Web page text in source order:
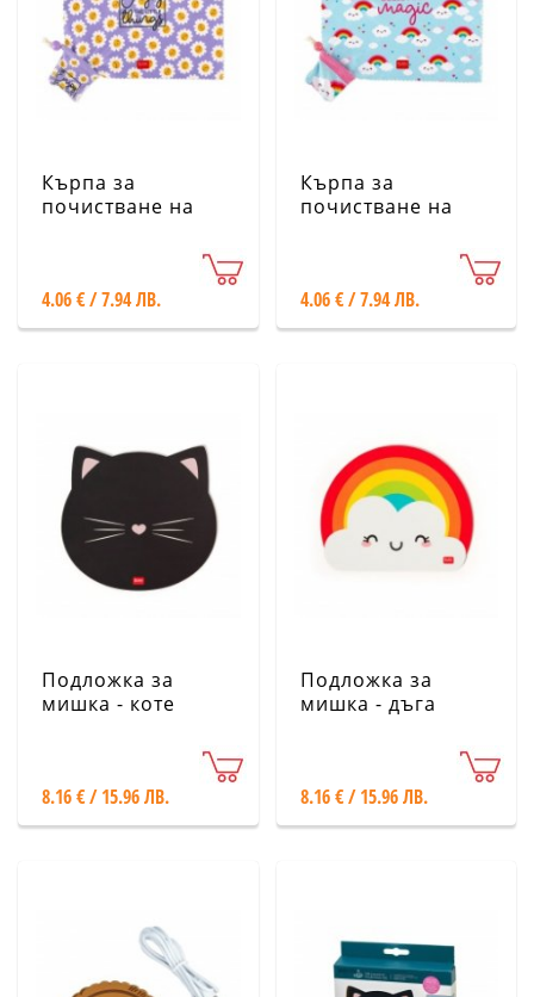
Кърпа за
почистване на
4.06 € / 7.94 ЛВ.
Кърпа за
почистване на
4.06 € / 7.94 ЛВ.
Подложка за
мишка - коте
8.16 € / 15.96 ЛВ.
Подложка за
мишка - дъга
8.16 € / 15.96 ЛВ.